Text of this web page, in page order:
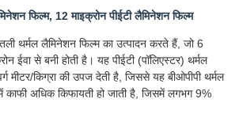
फिल्म, 12 माइक्रोन पीईटी लैमिनेशन फिल्म
थर्मल लैमिनेशन फिल्म का उत्पादन करते हैं, जो 6
ईवा से बनी होती है। यह पीईटी (पॉलिएस्टर) थर्मल
मीटर/किग्रा की उपज देती है, जिससे यह बीओपीपी थर्मल
काफी अधिक किफायती हो जाती है, जिसमें लगभग 9%